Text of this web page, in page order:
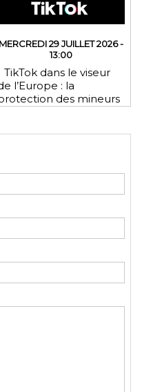
MERCREDI 29 JUILLET 2026 -
13:00
TikTok dans le viseur
l’Europe : la
des mineurs